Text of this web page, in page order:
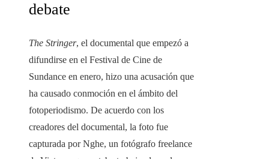
debate
The Stringer, el documental que empezó a
difundirse en el Festival de Cine de
Sundance en enero, hizo una acusación que
ha causado conmoción en el ámbito del
fotoperiodismo. De acuerdo con los
creadores del documental, la foto fue
capturada por Nghe, un fotógrafo freelance